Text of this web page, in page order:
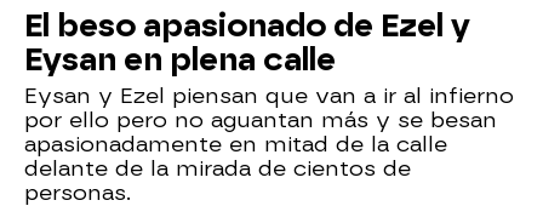
El beso apasionado de Ezel y
Eysan en plena calle
Eysan y Ezel piensan que van a ir al infierno
por ello pero no aguantan más y se besan
apasionadamente en mitad de la calle
delante de la mirada de cientos de
personas.